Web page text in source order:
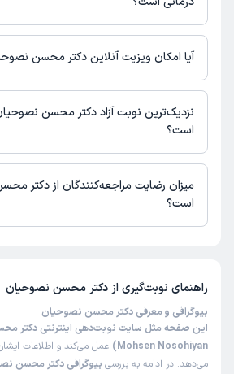
اطلاعاتی درباره محل فعالیت دکتر محسن نصوحیان
نیست.
آیا امکان ویزیت آنلاین دکتر محسن
در حال حاضر اطلاعاتی درباره ارائه ویزیت آنلاین
دسترس نیست. برای دریافت اطلاعات دقیق‌تر، لطفاً
نزدیک‌ترین نوبت آزاد دکتر محسن
است؟
زمان نوبت‌دهی و پذیرش بیماران با هماهنگی
میزان رضایت مراجعه‌کنندگان از دکتر
است؟
راهنمای نوبت‌گیری از دکتر محسن نصوحیان
بیوگرافی و معرفی دکتر محسن نصوحیان
Mohsen Nosohiyan)
عمل می‌کند و اطلاعات
می‌دهد. در ادامه به بررسی بیوگرافی دکتر محسن